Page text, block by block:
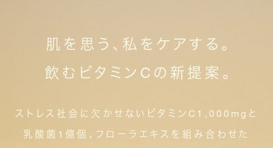
肌を思う、私をケアする。
飲むビタミンCの新提案。
ストレス社会に欠かせないビタミンC1,000mgと
乳酸菌1億個、フローラエキスを組み合わせた